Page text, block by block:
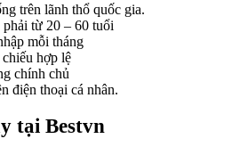
trên lãnh thổ quốc gia.
từ 20 – 60 tuổi
mỗi tháng
hợp lệ
chính chủ
điện thoại cá nhân.
tại Bestvn